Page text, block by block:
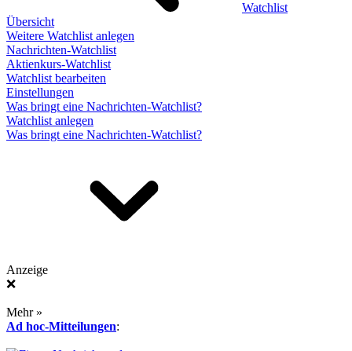
Watchlist
Übersicht
Weitere Watchlist anlegen
Nachrichten-Watchlist
Aktienkurs-Watchlist
Watchlist bearbeiten
Einstellungen
Was bringt eine Nachrichten-Watchlist?
Watchlist anlegen
Was bringt eine Nachrichten-Watchlist?
Anzeige
❌
Mehr »
Ad hoc-Mitteilungen: